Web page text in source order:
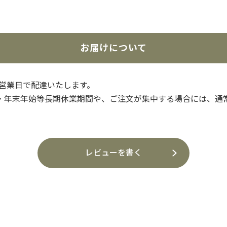
お届けについて
日で配達いたします。
年末年始等長期休業期間や、ご注文が集中する場合には、通
レビューを書く